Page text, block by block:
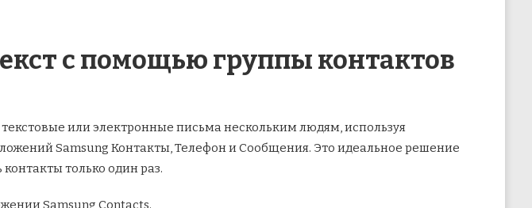
с помощью группы контактов
или электронные письма нескольким людям, используя
Samsung Контакты, Телефон и Сообщения. Это идеальное решение
только один раз.
Samsung Contacts.